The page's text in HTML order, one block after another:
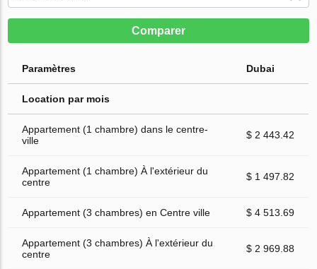
Comparer
Paramètres Dubai
Location par mois
Appartement (1 chambre) dans le centre-
ville
$ 2 443.42
Appartement (1 chambre) À l'extérieur du
centre
$ 1 497.82
Appartement (3 chambres) en Centre ville $ 4 513.69
Appartement (3 chambres) À l'extérieur du
centre
$ 2 969.88